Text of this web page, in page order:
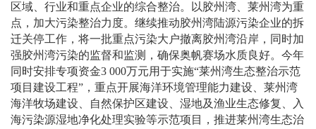
区域、行业和重点企业的综合整治。以胶州湾、莱州湾为重
点，加大污染整治力度。继续推动胶州湾陆源污染企业的拆
迁关停工作，将一批重点污染大户撤离胶州湾沿岸，同时加
强胶州湾污染的监督和监测，确保奥帆赛场水质良好。今年
同时安排专项资金3 000万元用于实施“莱州湾生态整治示范
项目建设工程” ，重点开展海洋环境管理能力建设、莱州湾
海洋牧场建设、自然保护区建设、湿地及渔业生态修复、入
海污染源湿地净化处理实验等示范项目，推进莱州湾生态治